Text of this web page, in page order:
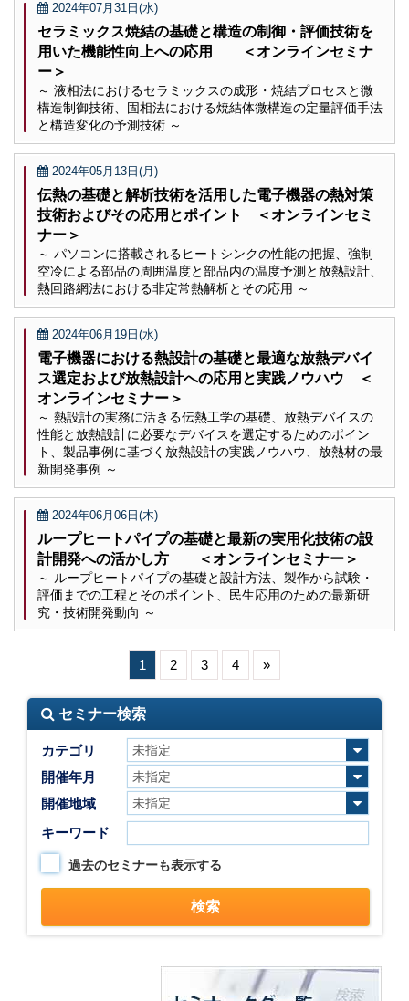
2024年07月31日(水)
セラミックス焼結の基礎と構造の制御・評価技術を
用いた機能性向上への応用 ＜オンラインセミナ
ー＞
～ 液相法におけるセラミックスの成形・焼結プロセスと微
構造制御技術、固相法における焼結体微構造の定量評価手法
と構造変化の予測技術 ～
2024年05月13日(月)
伝熱の基礎と解析技術を活用した電子機器の熱対策
技術およびその応用とポイント ＜オンラインセミ
ナー＞
～ パソコンに搭載されるヒートシンクの性能の把握、強制
空冷による部品の周囲温度と部品内の温度予測と放熱設計、
熱回路網法における非定常熱解析とその応用 ～
2024年06月19日(水)
電子機器における熱設計の基礎と最適な放熱デバイ
ス選定および放熱設計への応用と実践ノウハウ ＜
オンラインセミナー＞
～ 熱設計の実務に活きる伝熱工学の基礎、放熱デバイスの
性能と放熱設計に必要なデバイスを選定するためのポイン
ト、製品事例に基づく放熱設計の実践ノウハウ、放熱材の最
新開発事例 ～
2024年06月06日(木)
ループヒートパイプの基礎と最新の実用化技術の設
計開発への活かし方 ＜オンラインセミナー＞
～ ループヒートパイプの基礎と設計方法、製作から試験・
評価までの工程とそのポイント、民生応用のための最新研
究・技術開発動向 ～
1 2 3 4 »
セミナー検索
カテゴリ
開催年月
開催地域
キーワード
過去のセミナーも表示する